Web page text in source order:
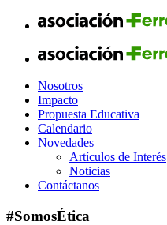
Nosotros
Impacto
Propuesta Educativa
Calendario
Novedades
Artículos de Interés
Noticias
Contáctanos
#SomosÉtica